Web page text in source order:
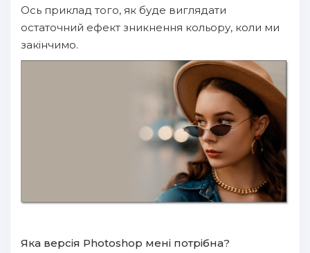
Ось приклад того, як буде виглядати
остаточний ефект зникнення кольору, коли ми
закінчимо.
Яка версія Photoshop мені потрібна?